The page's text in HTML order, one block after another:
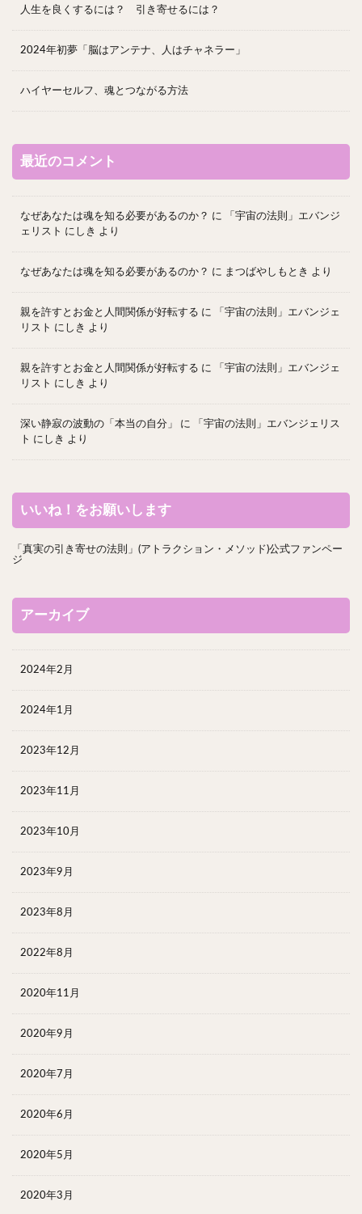
人生を良くするには？ 引き寄せるには？
2024年初夢「脳はアンテナ、人はチャネラー」
ハイヤーセルフ、魂とつながる方法
最近のコメント
なぜあなたは魂を知る必要があるのか？ に
「宇宙の法則」エバンジ
ェリスト にしき より
なぜあなたは魂を知る必要があるのか？ に まつばやしもとき より
親を許すとお金と人間関係が好転する に
「宇宙の法則」エバンジェ
リスト にしき より
親を許すとお金と人間関係が好転する に
「宇宙の法則」エバンジェ
リスト にしき より
深い静寂の波動の「本当の自分」 に
「宇宙の法則」エバンジェリス
ト にしき より
いいね！をお願いします
「真実の引き寄せの法則」(アトラクション・メソッド)公式ファンペー
ジ
アーカイブ
2024年2月
2024年1月
2023年12月
2023年11月
2023年10月
2023年9月
2023年8月
2022年8月
2020年11月
2020年9月
2020年7月
2020年6月
2020年5月
2020年3月